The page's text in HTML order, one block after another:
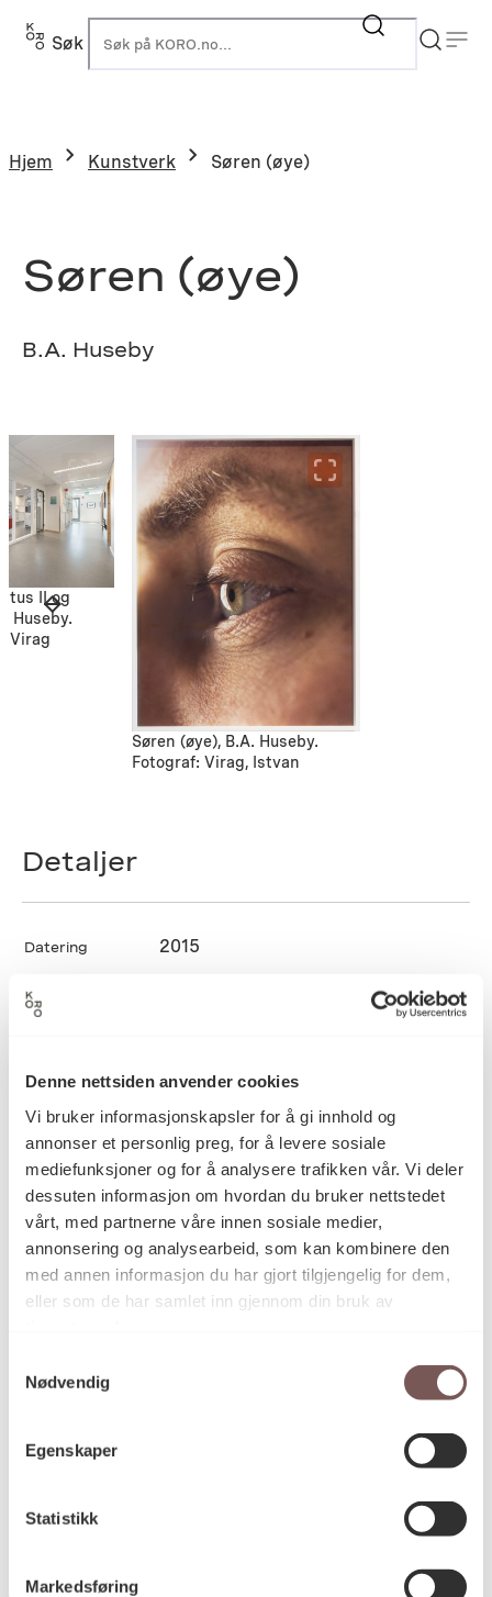
Denne nettsiden anvender cookies
Vi bruker informasjonskapsler for å gi innhold og
annonser et personlig preg, for å levere sosiale
mediefunksjoner og for å analysere trafikken vår. Vi deler
dessuten informasjon om hvordan du bruker nettstedet
vårt, med partnerne våre innen sosiale medier,
annonsering og analysearbeid, som kan kombinere den
med annen informasjon du har gjort tilgjengelig for dem,
eller som de har samlet inn gjennom din bruk av
Nødvendig
Egenskaper
Statistikk
Markedsføring
Hopp
Søk
Hjem Kunstverk Søren (øye)
Søren (øye)
B.A. Huseby
II og
Huseby.
Virag
Søren (øye), B.A. Huseby.
Fotograf: Virag, Istvan
Detaljer
Datering 2015
Kategori Fotografi
Teknikk og
materiale
C-print på fotopapir
Reference